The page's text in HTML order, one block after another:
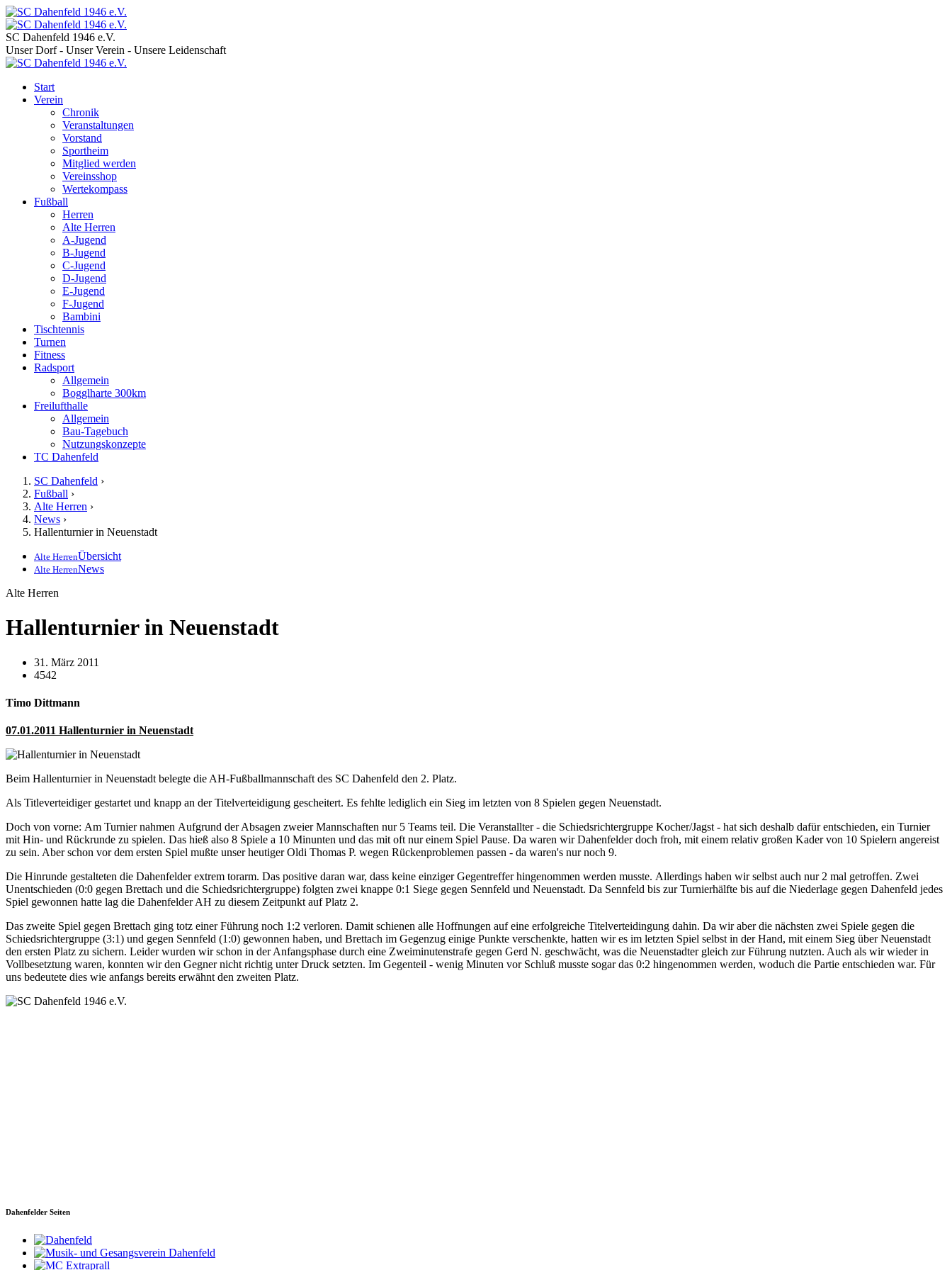
SC Dahenfeld 1946 e.V.
Unser Dorf - Unser Verein - Unsere Leidenschaft
Start
Verein
Chronik
Veranstaltungen
Vorstand
Sportheim
Mitglied werden
Vereinsshop
Wertekompass
Fußball
Herren
Alte Herren
A-Jugend
B-Jugend
C-Jugend
D-Jugend
E-Jugend
F-Jugend
Bambini
Tischtennis
Turnen
Fitness
Radsport
Allgemein
Bogglharte 300km
Freilufthalle
Allgemein
Bau-Tagebuch
Nutzungskonzepte
TC Dahenfeld
SC Dahenfeld ›
Fußball ›
Alte Herren ›
News ›
Hallenturnier in Neuenstadt
Alte HerrenÜbersicht
Alte HerrenNews
Alte Herren
Hallenturnier in Neuenstadt
31. März 2011
4542
Timo Dittmann
07.01.2011 Hallenturnier in Neuenstadt
Beim Hallenturnier in Neuenstadt belegte die AH-Fußballmannschaft des SC Dahenfeld den 2. Platz.
Als Titleverteidiger gestartet und knapp an der Titelverteidigung gescheitert. Es fehlte lediglich ein Sieg im letzten von 8 Spielen gegen Neuenstadt.
Doch von vorne: Am Turnier nahmen Aufgrund der Absagen zweier Mannschaften nur 5 Teams teil. Die Veranstallter - die Schiedsrichtergruppe Kocher/Jagst - hat sich deshalb dafür entschieden, ein Turnier
mit Hin- und Rückrunde zu spielen. Das hieß also 8 Spiele a 10 Minunten und das mit oft nur einem Spiel Pause. Da waren wir Dahenfelder doch froh, mit einem relativ großen Kader von 10 Spielern angereist
zu sein. Aber schon vor dem ersten Spiel mußte unser heutiger Oldi Thomas P. wegen Rückenproblemen passen - da waren's nur noch 9.
Die Hinrunde gestalteten die Dahenfelder extrem torarm. Das positive daran war, dass keine einziger Gegentreffer hingenommen werden musste. Allerdings haben wir selbst auch nur 2 mal getroffen. Zwei
Unentschieden (0:0 gegen Brettach und die Schiedsrichtergruppe) folgten zwei knappe 0:1 Siege gegen Sennfeld und Neuenstadt. Da Sennfeld bis zur Turnierhälfte bis auf die Niederlage gegen Dahenfeld jedes
Spiel gewonnen hatte lag die Dahenfelder AH zu diesem Zeitpunkt auf Platz 2.
Das zweite Spiel gegen Brettach ging totz einer Führung noch 1:2 verloren. Damit schienen alle Hoffnungen auf eine erfolgreiche Titelverteidingung dahin. Da wir aber die nächsten zwei Spiele gegen die
Schiedsrichtergruppe (3:1) und gegen Sennfeld (1:0) gewonnen haben, und Brettach im Gegenzug einige Punkte verschenkte, hatten wir es im letzten Spiel selbst in der Hand, mit einem Sieg über Neuenstadt
den ersten Platz zu sichern. Leider wurden wir schon in der Anfangsphase durch eine Zweiminutenstrafe gegen Gerd N. geschwächt, was die Neuenstadter gleich zur Führung nutzten. Auch als wir wieder in
Vollbesetztung waren, konnten wir den Gegner nicht richtig unter Druck setzten. Im Gegenteil - wenig Minuten vor Schluß musste sogar das 0:2 hingenommen werden, woduch die Partie entschieden war. Für
uns bedeutete dies wie anfangs bereits erwähnt den zweiten Platz.
Dahenfelder Seiten